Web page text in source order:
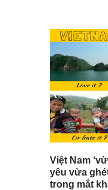
Việt Nam
yêu vừa
trong mắt